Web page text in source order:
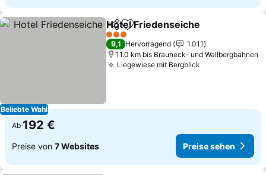
Beliebte Wahl
TeilenZu Favoriten hinzufügen
Hotel Friedenseiche
3 Sterne
9,1 Hervorragend
1.011
11.0 km bis Brauneck- und Wallbergbahnen
Liegewiese mit Bergblick
Ab 192 €
Preise von 7 Websites Preise sehen